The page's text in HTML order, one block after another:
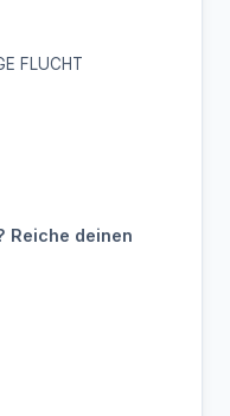
FLUCHT
Reiche deinen